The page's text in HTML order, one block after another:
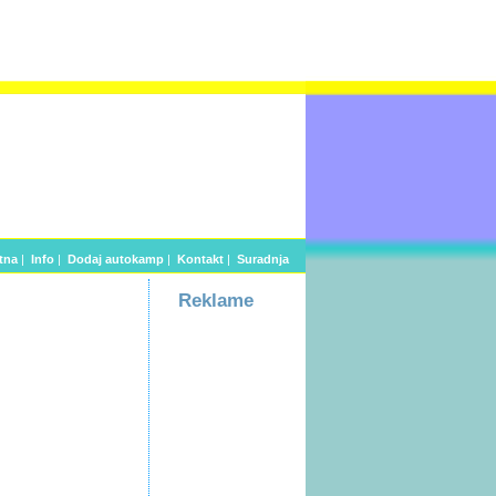
| Info | Dodaj autokamp | Kontakt | Suradnja
Reklame